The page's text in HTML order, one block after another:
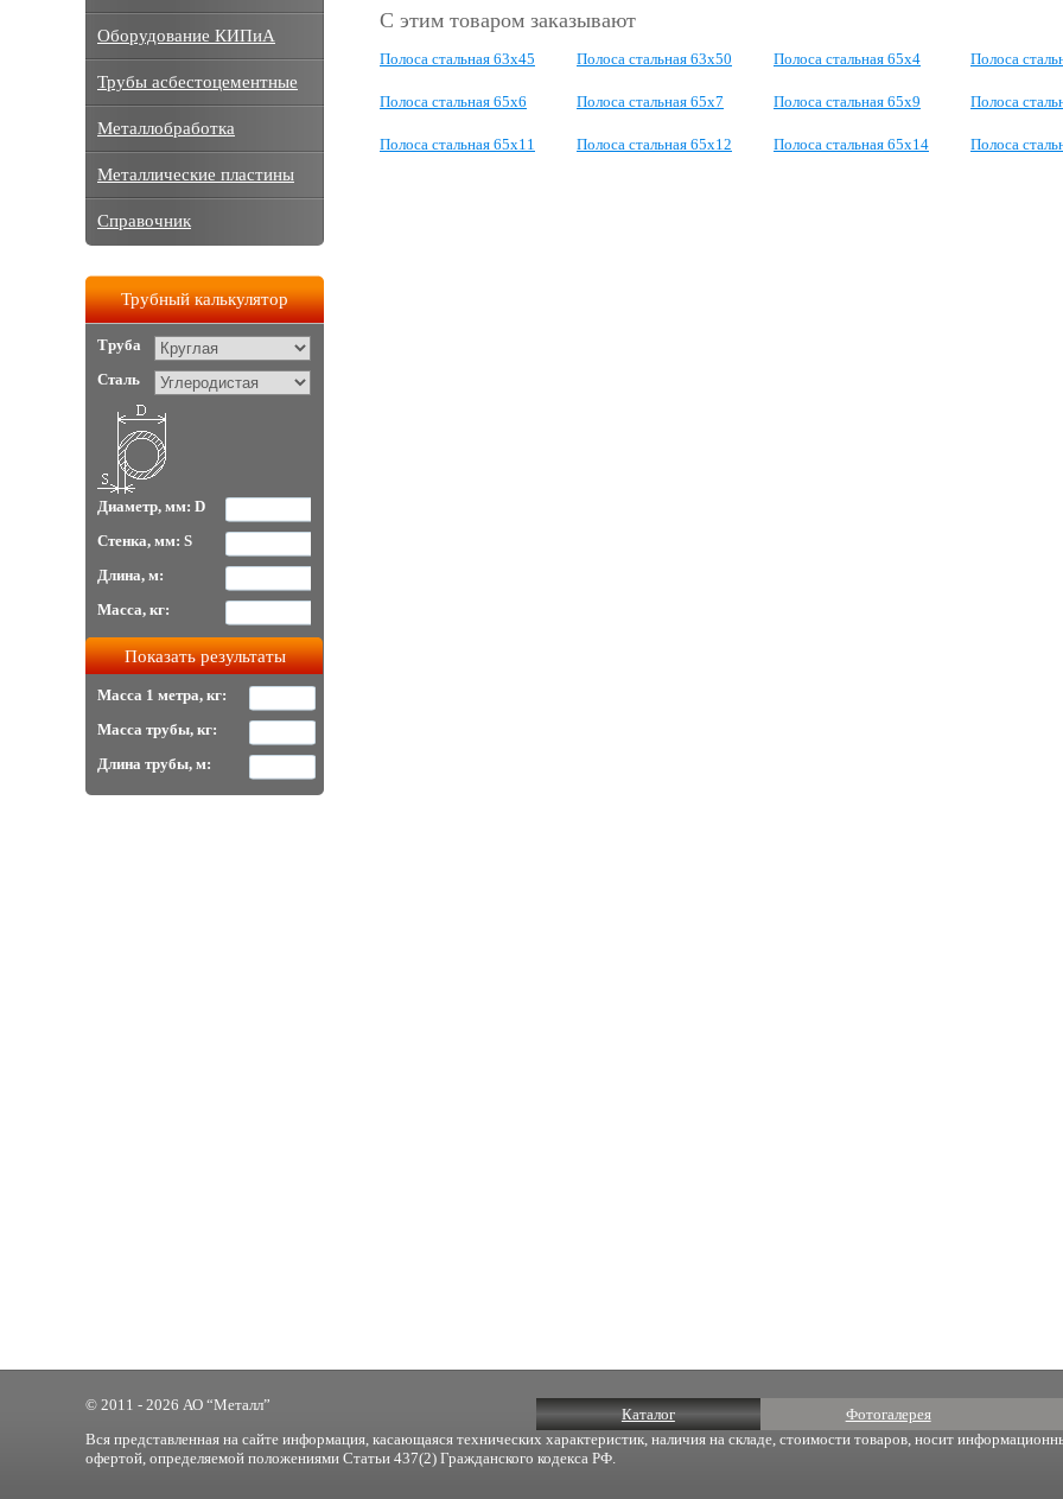
С этим товаром заказывают
Полоса стальная 63x45 Полоса стальная 63x50 Полоса стальная 65x4 Полоса
Полоса стальная 65x6 Полоса стальная 65x7 Полоса стальная 65x9 Полоса
Полоса стальная 65x11 Полоса стальная 65x12 Полоса стальная 65x14 Полоса
Оборудование КИПиА
Трубы асбестоцементные
Металлобработка
Металлические пластины
Справочник
Трубный калькулятор
Труба
Сталь
Диаметр, мм: D
Стенка, мм: S
Длина, м:
Масса, кг:
Масса 1 метра, кг:
Масса трубы, кг:
Длина трубы, м:
Каталог Фотогалерея
© 2011 - 2026 АО “Металл”
Вся представленная на сайте информация, касающаяся технических характеристик, наличия на складе, стоимости товаров, носит
офертой, определяемой положениями Статьи 437(2) Гражданского кодекса РФ.